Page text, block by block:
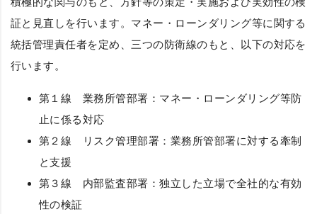
証と見直しを行います。マネー・ローンダリング等に関する
統括管理責任者を定め、三つの防衛線のもと、以下の対応を
行います。
第１線 業務所管部署：マネー・ローンダリング等防
止に係る対応
第２線 リスク管理部署：業務所管部署に対する牽制
と支援
第３線 内部監査部署：独立した立場で全社的な有効
性の検証